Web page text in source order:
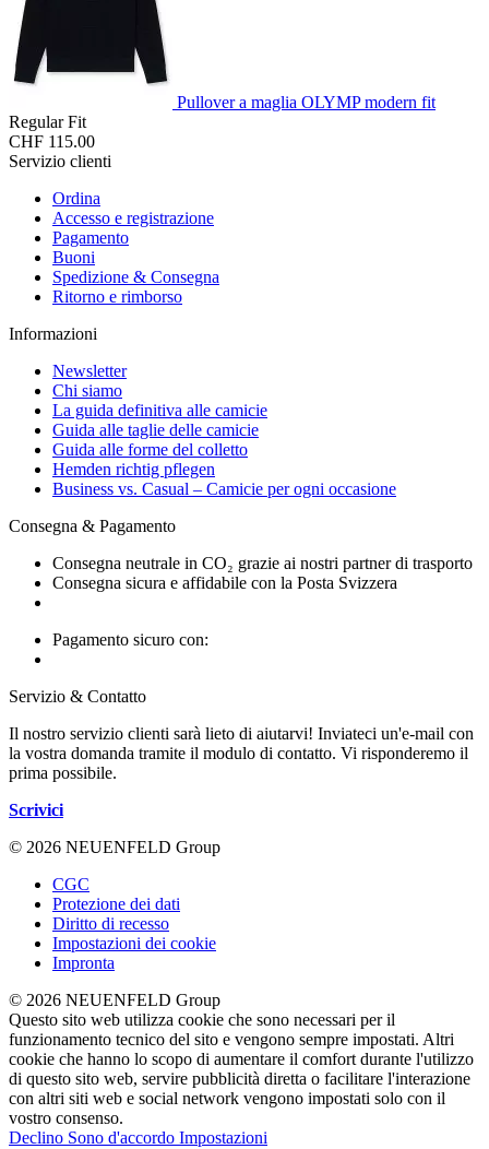
Pullover a maglia OLYMP modern fit
Regular Fit
CHF 115.00
Servizio clienti
Ordina
Accesso e registrazione
Pagamento
Buoni
Spedizione & Consegna
Ritorno e rimborso
Informazioni
Newsletter
Chi siamo
La guida definitiva alle camicie
Guida alle taglie delle camicie
Guida alle forme del colletto
Hemden richtig pflegen
Business vs. Casual – Camicie per ogni occasione
Consegna & Pagamento
Consegna neutrale in CO₂ grazie ai nostri partner di trasporto
Consegna sicura e affidabile con la Posta Svizzera
Pagamento sicuro con:
Servizio & Contatto
Il nostro servizio clienti sarà lieto di aiutarvi! Inviateci un'e-mail con
la vostra domanda tramite il modulo di contatto. Vi risponderemo il
prima possibile.
Scrivici
© 2026 NEUENFELD Group
CGC
Protezione dei dati
Diritto di recesso
Impostazioni dei cookie
Impronta
© 2026 NEUENFELD Group
Questo sito web utilizza cookie che sono necessari per il
funzionamento tecnico del sito e vengono sempre impostati. Altri
cookie che hanno lo scopo di aumentare il comfort durante l'utilizzo
di questo sito web, servire pubblicità diretta o facilitare l'interazione
con altri siti web e social network vengono impostati solo con il
vostro consenso.
Declino Sono d'accordo Impostazioni